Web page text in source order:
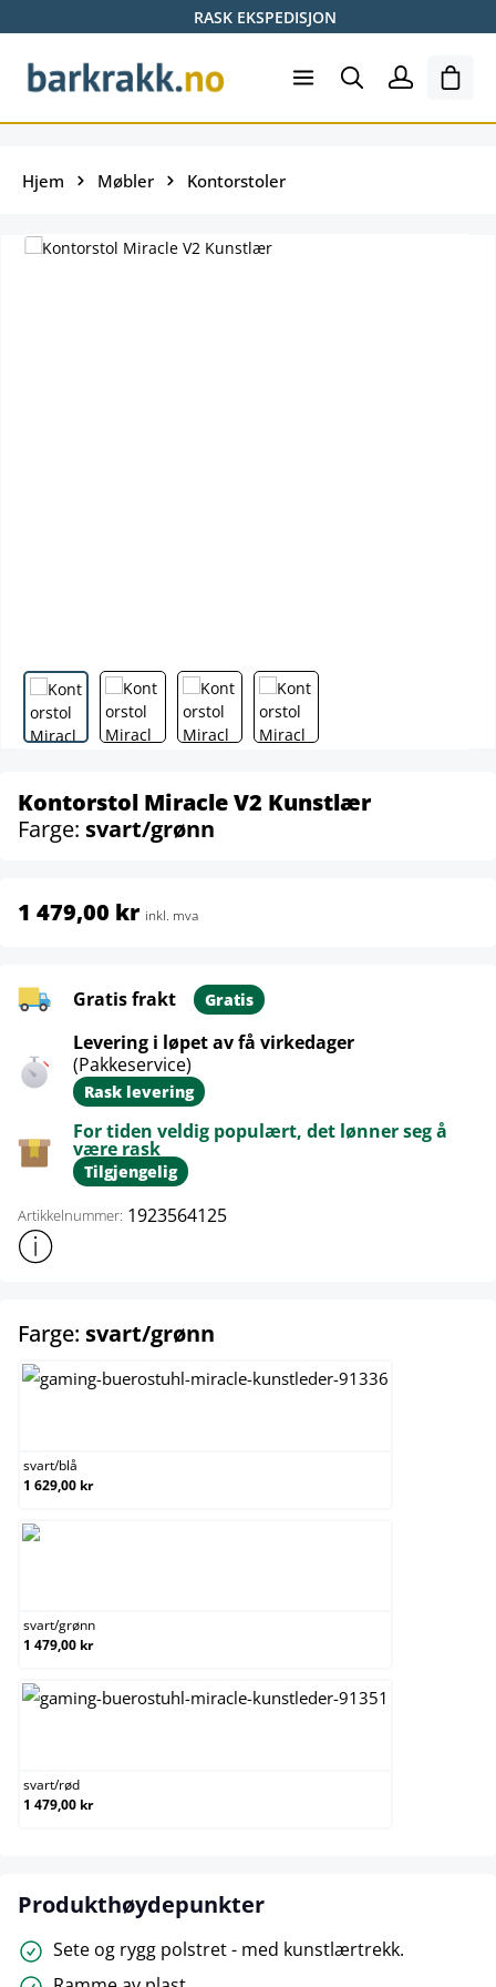
RASK EKSPEDISJON
Hjem Møbler Kontorstoler
Kontorstol Miracle V2 Kunstlær
Farge: svart/grønn
1 479,00 kr inkl. mva
Gratis frakt Gratis
Levering i løpet av få virkedager
(Pakkeservice)
Rask levering
For tiden veldig populært, det lønner seg å
være rask
Tilgjengelig
Artikkelnummer: 1923564125
Vis mer produktinformasjon
Farge: svart/grønn
svart/blå
1 629,00 kr
svart/grønn
1 479,00 kr
svart/rød
1 479,00 kr
Produkthøydepunkter
Sete og rygg polstret - med kunstlærtrekk.